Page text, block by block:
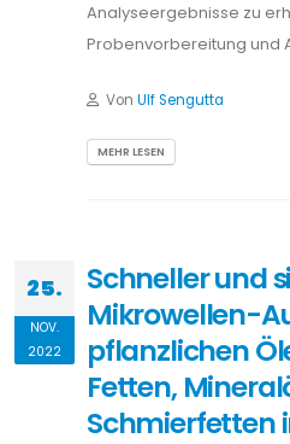
Analyseergebnisse zu
Probenvorbereitung und
Von Ulf Sengutta
MEHR LESEN
25.
NOV.
2022
Schneller und
Mikrowellen-
pflanzlichen
Fetten,
Schmierfetten